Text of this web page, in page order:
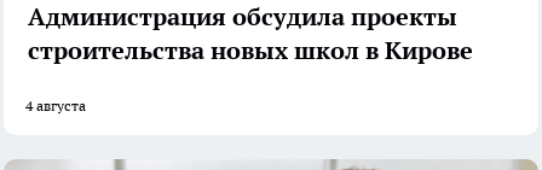
Администрация обсудила проекты
строительства новых школ в Кирове
4 августа